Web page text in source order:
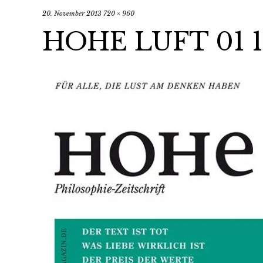
20. November 2013 720 × 960
HOHE LUFT 01